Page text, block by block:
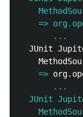
    =>
JUnit
    =>
JUnit